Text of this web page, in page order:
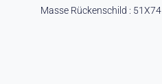
Masse Rückenschild : 51X74